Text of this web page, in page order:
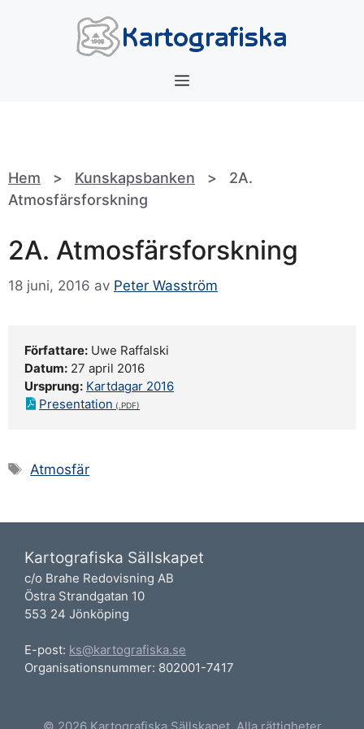
Meny
Hem > Kunskapsbanken > 2A.
Atmosfärsforskning
2A. Atmosfärsforskning
18 juni, 2016 av Peter Wasström
Författare: Uwe Raffalski
Datum: 27 april 2016
Ursprung: Kartdagar 2016
Presentation
Etiketter
Atmosfär
Kartografiska Sällskapet
c/o Brahe Redovisning AB
Östra Strandgatan 10
553 24 Jönköping
E-post: ks@kartografiska.se
Organisationsnummer: 802001-7417